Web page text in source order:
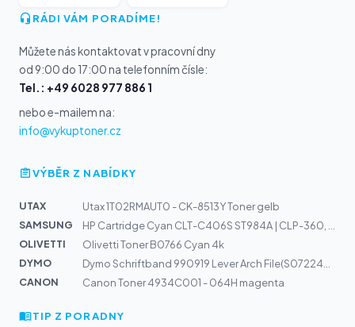
RÁDI VÁM PORADÍME!
Můžete nás kontaktovat v pracovní dny
od 9:00 do 17:00 na telefonním čísle:
Tel.: +49 6028 977 886 1
nebo e-mailem na:
info@vykuptoner.cz
VÝBĚR Z NABÍDKY
UTAX
Utax 1T02RMAUT0 - CK-8513Y Toner gelb
SAMSUNG
HP Cartridge Cyan CLT-C406S ST984A | CLP-360, 365, CLX-...
OLIVETTI
Olivetti Toner B0766 Cyan 4k
DYMO
Dymo Schriftband 990919 Lever Arch File(S0722480)
CANON
Canon Toner 4934C001 - 064H magenta
TIP Z PORADNY